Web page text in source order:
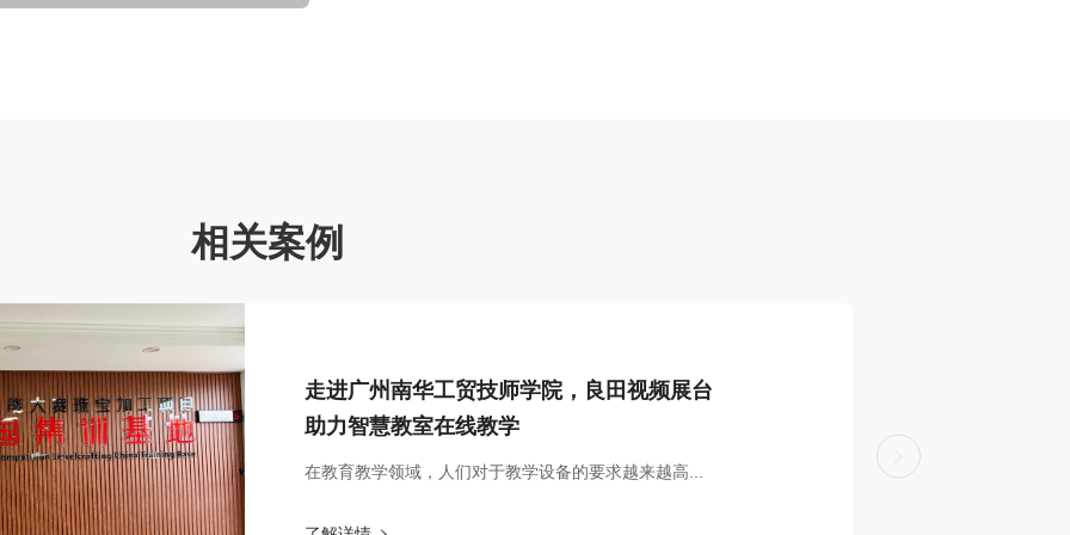
相关案例
走进广州南华工贸技师学院，良田视频展台
助力智慧教室在线教学
在教育教学领域，人们对于教学设备的要求越来越高...